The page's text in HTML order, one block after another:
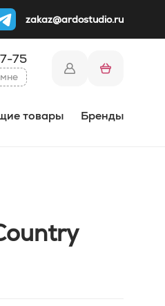
zakaz@ardostudio.ru
75
товары Бренды